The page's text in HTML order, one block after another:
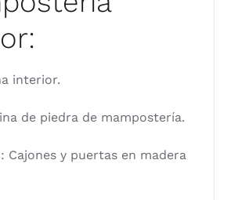
interior.
de piedra de mampostería.
: Cajones y puertas en madera